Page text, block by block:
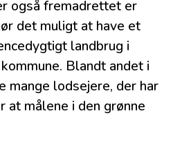
også fremadrettet er
det muligt at have et
landbrug i
Blandt andet i
mange lodsejere, der har
at målene i den grønne